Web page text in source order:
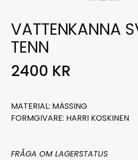
VATTENKANNA
TENN
2400 KR
MATERIAL: MÄSSING
FORMGIVARE: HARRI KOSKINEN
FRÅGA OM LAGERSTATUS